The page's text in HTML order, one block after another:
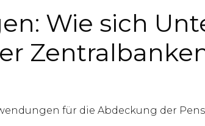
Wie sich
für die Abdeckung der